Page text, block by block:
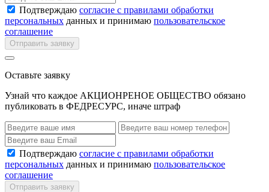
Подтверждаю согласие с правилами обработки
персональных данных и принимаю пользовательское
соглашение
Отправить заявку
Оставьте заявку
Узнай что каждое АКЦИОНРЕНОЕ ОБЩЕСТВО обязано
публиковать в ФЕДРЕСУРС, иначе штраф
Подтверждаю согласие с правилами обработки
персональных данных и принимаю пользовательское
соглашение
Отправить заявку